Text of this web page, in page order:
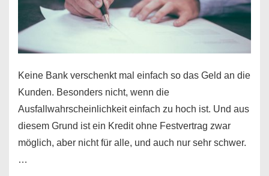
möglich!
Keine Bank verschenkt mal einfach so das Geld an die
Kunden. Besonders nicht, wenn die
Ausfallwahrscheinlichkeit einfach zu hoch ist. Und aus
diesem Grund ist ein Kredit ohne Festvertrag zwar
möglich, aber nicht für alle, und auch nur sehr schwer.
…